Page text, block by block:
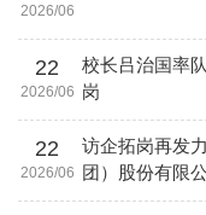
2026/06
22
2026/06
校长吕治国率
岗
22
2026/06
访企拓岗再发
团）股份有限